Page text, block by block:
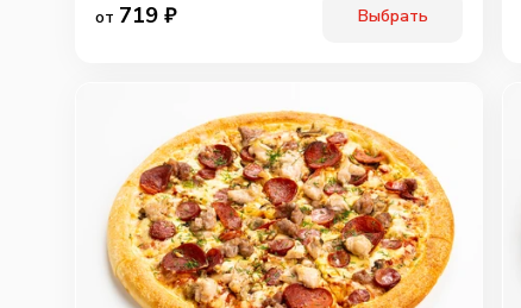
от 719 ₽ Выбрать